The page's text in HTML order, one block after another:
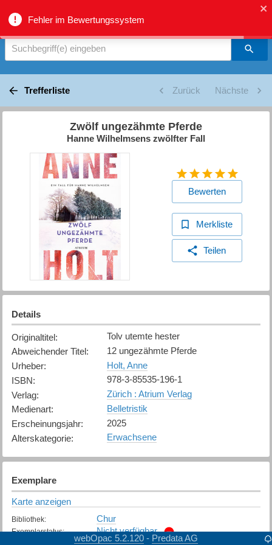
Fehler im Bewertungssystem
biblio.gr - Suche
Suchbegriff(e) eingeben
Trefferliste Zurück Nächste
Zwölf ungezähmte Pferde
Hanne Wilhelmsens zwölfter Fall
Bewerten
Merkliste
Teilen
Details
Originaltitel:
Tolv utemte hester
Abweichender Titel:
12 ungezähmte Pferde
Urheber:
Holt, Anne
ISBN:
978-3-85535-196-1
Verlag:
Zürich : Atrium Verlag
Medienart:
Belletristik
Erscheinungsjahr:
2025
Alterskategorie: Erwachsene
Exemplare
Karte anzeigen
Bibliothek: Chur
Exemplarstatus: Nicht verfügbar
webOpac 5.2.120 - Predata AG